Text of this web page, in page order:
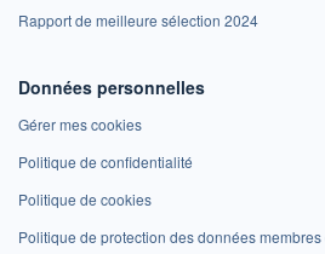
Rapport de meilleure sélection 2024
Données personnelles
Gérer mes cookies
Politique de confidentialité
Politique de cookies
Politique de protection des données